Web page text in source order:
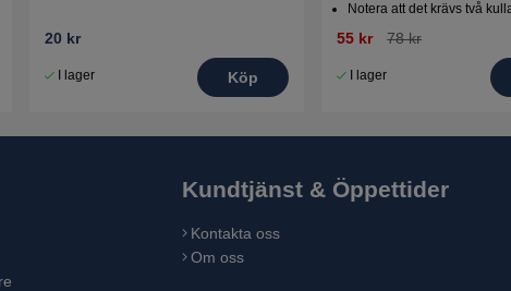
20 kr
I lager Köp
Notera att det krävs två
55 kr 78 kr
I lager
Kundtjänst & Öppettider
Kontakta oss
Om oss